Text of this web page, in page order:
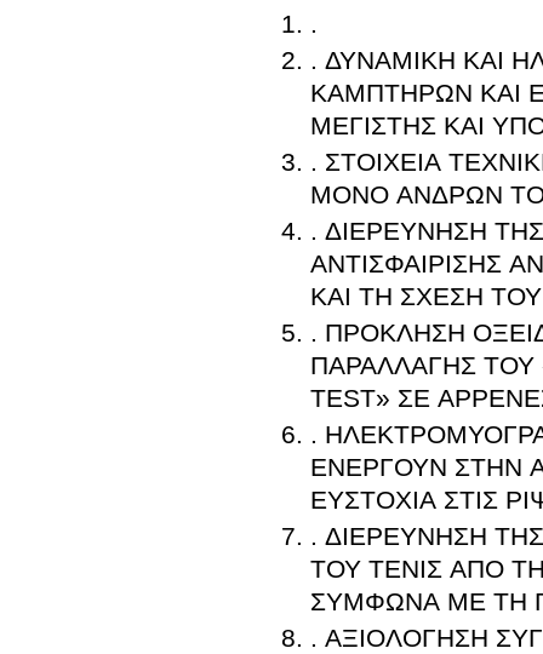
.
. ΔΥΝΑΜΙΚΗ ΚΑΙ
ΚΑΜΠΤΗΡΩΝ ΚΑΙ
ΜΕΓΙΣΤΗΣ ΚΑΙ
. ΣΤΟΙΧΕΙΑ
ΜΟΝΟ ΑΝΔΡΩΝ
. ΔΙΕΡΕΥΝΗΣΗ
ΑΝΤΙΣΦΑΙΡΙΣΗΣ
ΚΑΙ ΤΗ ΣΧΕΣΗ
. ΠΡΟΚΛΗΣΗ
ΠΑΡΑΛΛΑΓΗΣ ΤΟΥ
TEST» ΣΕ
.
ΕΝΕΡΓΟΥΝ ΣΤΗΝ
ΕΥΣΤΟΧΙΑ ΣΤΙΣ
. ΔΙΕΡΕΥΝΗΣΗ
ΤΟΥ ΤΕΝΙΣ ΑΠΟ
ΣΥΜΦΩΝΑ ΜΕ ΤΗ
. ΑΞΙΟΛΟΓΗΣΗ